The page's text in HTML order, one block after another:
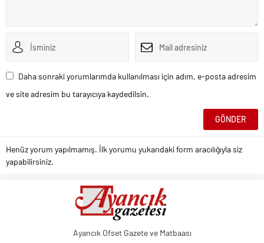
Daha sonraki yorumlarımda kullanılması için adım, e-posta adresim
ve site adresim bu tarayıcıya kaydedilsin.
Henüz yorum yapılmamış. İlk yorumu yukarıdaki form aracılığıyla siz
yapabilirsiniz.
Ayancık Ofset Gazete ve Matbaası